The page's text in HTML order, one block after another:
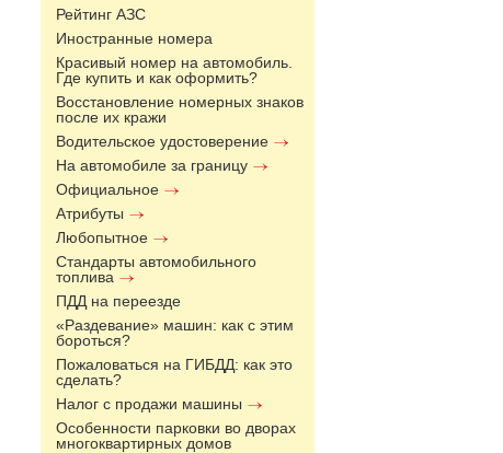
Рейтинг АЗС
Иностранные номера
Красивый номер на автомобиль.
Где купить и как оформить?
Восстановление номерных знаков
после их кражи
Водительское удостоверение
На автомобиле за границу
Официальное
Атрибуты
Любопытное
Стандарты автомобильного
топлива
ПДД на переезде
«Раздевание» машин: как с этим
бороться?
Пожаловаться на ГИБДД: как это
сделать?
Налог с продажи машины
Особенности парковки во дворах
многоквартирных домов